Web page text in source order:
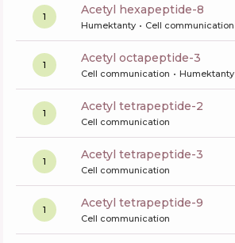
1 acetyl hexapeptide-8
Humektanty Cell communication
1 acetyl octapeptide-3
Cell communication Humektanty
1 acetyl tetrapeptide-2
Cell communication
1 acetyl tetrapeptide-3
Cell communication
1 acetyl tetrapeptide-9
Cell communication